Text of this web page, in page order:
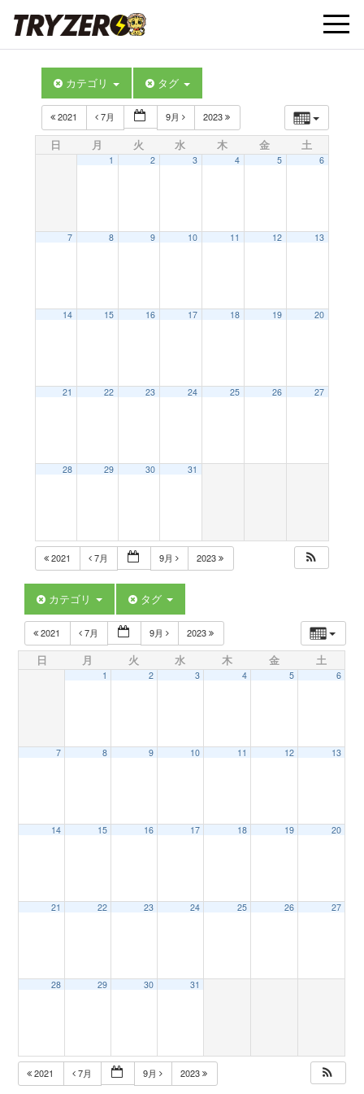
t
t
i
カテゴリ タグ
2021 7月 9月 2023
日 月 火 水 木 金 土
1 2 3 4 5 6
7 8 9 10 11 12 13
14 15 16 17 18 19 20
21 22 23 24 25 26 27
28 29 30 31
2021 7月 9月 2023
カテゴリ タグ
2021 7月 9月 2023
日 月 火 水 木 金 土
1 2 3 4 5 6
7 8 9 10 11 12 13
14 15 16 17 18 19 20
21 22 23 24 25 26 27
28 29 30 31
2021 7月 9月 2023